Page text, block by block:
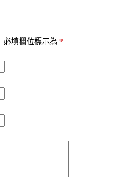
必填欄位標示為 *